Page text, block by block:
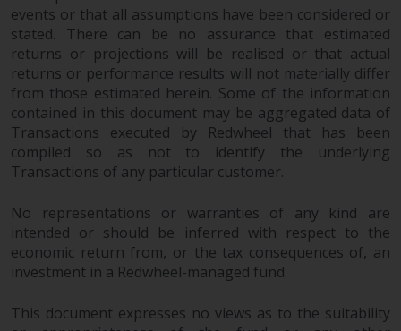
mit einem hohen Risiko
verbunden sein. Unterschiedliche
Arten von Fonds oder Anlagen
weisen unterschiedliche
Risikograde auf.
Änderungen am Inhalt
Die auf dieser Website
enthaltenen Informationen
werden so wie sie sind zur
Vorankündigung geändert
events or that all assumptions have been considered or
stated. There can be no assurance that estimated
returns or projections will be realised or that actual
returns or performance results will not materially differ
from those estimated herein. Some of the information
contained in this document may be aggregated data of
Transactions executed by Redwheel that has been
compiled so as not to identify the underlying
Transactions of any particular customer.
No representations or warranties of any kind are
intended or should be inferred with respect to the
economic return from, or the tax consequences of, an
investment in a Redwheel-managed fund.
This document expresses no views as to the suitability